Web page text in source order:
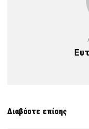
Διαβάστε επίσης